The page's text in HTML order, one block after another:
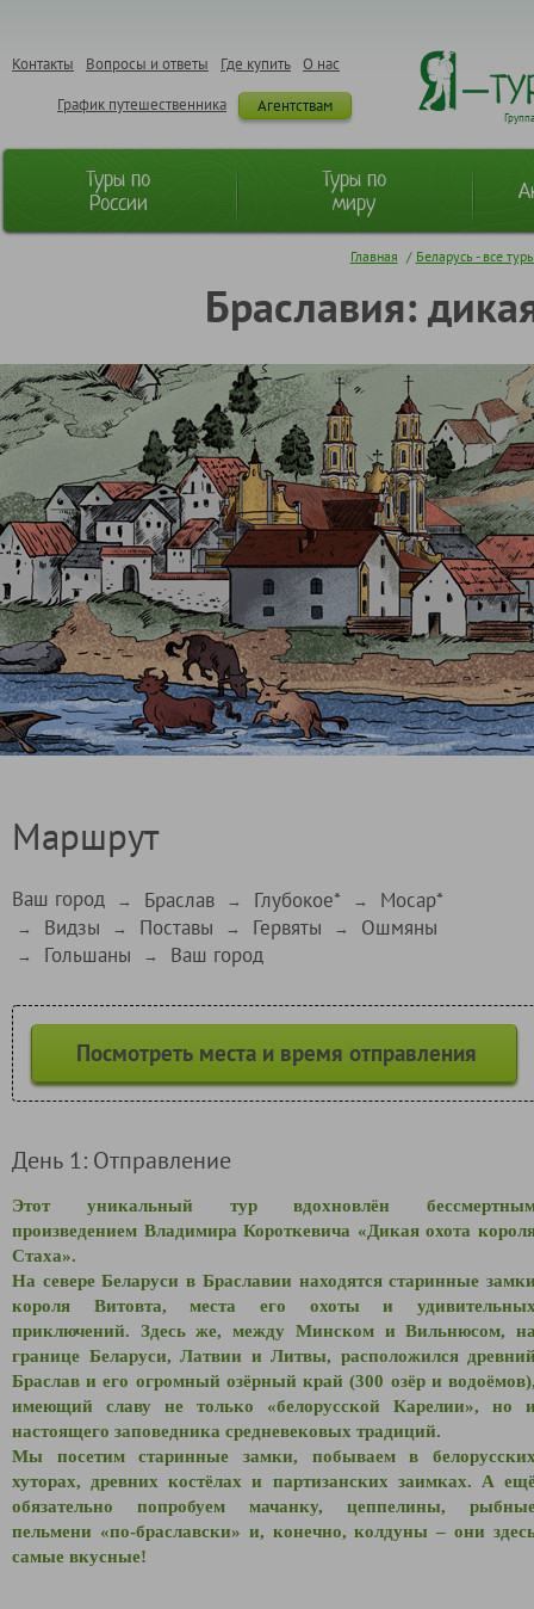
О нас
Где купить
Вопросы и ответы
Контакты
Агентствам
График путешественника
Туры по
России
Туры по
миру
Главная / Беларусь - все
Браславия:
Маршрут
Ваш город → Браслав → Глубокое* → Мосар*
→ Видзы → Поставы → Гервяты → Ошмяны
→ Гольшаны → Ваш город
Посмотреть места и время отправления
День 1: Отправление
Этот уникальный тур вдохновлён
произведением Владимира Короткевича «Дикая охота
Стаха».
На севере Беларуси в Браславии находятся старинные
короля Витовта, места его охоты и
приключений. Здесь же, между Минском и Вильнюсом,
границе Беларуси, Латвии и Литвы, расположился
Браслав и его огромный озёрный край (300 озёр и
имеющий славу не только «белорусской Карелии», но
настоящего заповедника средневековых традиций.
Мы посетим старинные замки, побываем в
хуторах, древних костёлах и партизанских заимках. А
обязательно попробуем мачанку, цеппелины,
пельмени «по-браславски» и, конечно, колдуны – они
самые вкусные!